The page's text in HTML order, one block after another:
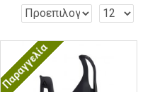
Παραγγελία